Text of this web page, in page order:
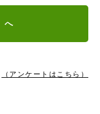
へ
（アンケートはこちら）